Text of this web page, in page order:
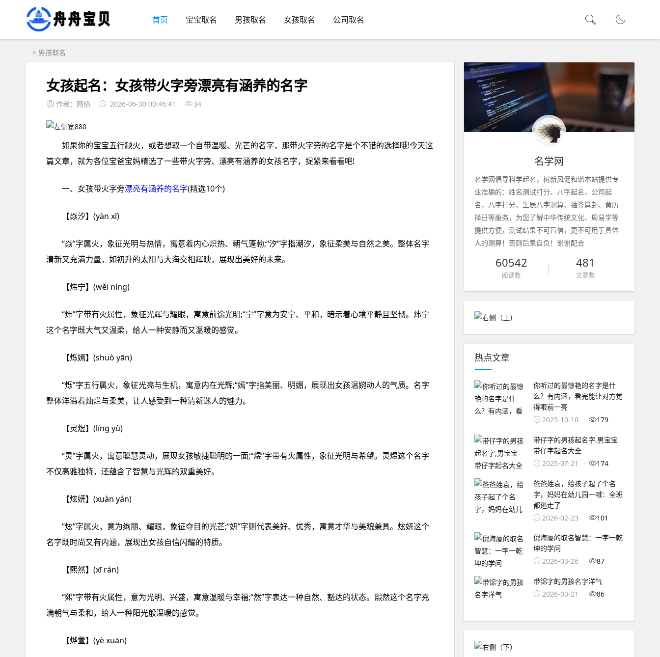
首页 宝宝取名 男孩取名 女孩取名 公司取名
> 男孩取名
女孩起名：女孩带火字旁漂亮有涵养的名字
作者：网络 2026-06-30 00:46:41 34
如果你的宝宝五行缺火，或者想取一个自带温暖、光芒的名字，那带火字旁的名字是个不错的选择哦!今天这
篇文章，就为各位宝爸宝妈精选了一些带火字旁、漂亮有涵养的女孩名字，捉紧来看看吧!
一、女孩带火字旁漂亮有涵养的名字(精选10个)
【焱汐】(yàn xī)
“焱”字属火，象征光明与热情，寓意着内心炽热、朝气蓬勃;“汐”字指潮汐，象征柔美与自然之美。整体名字
清新又充满力量，如初升的太阳与大海交相辉映，展现出美好的未来。
【炜宁】(wěi níng)
“炜”字带有火属性，象征光辉与耀眼，寓意前途光明;“宁”字意为安宁、平和，暗示着心境平静且坚韧。炜宁
这个名字既大气又温柔，给人一种安静而又温暖的感觉。
【烁嫣】(shuò yān)
“烁”字五行属火，象征光亮与生机，寓意内在光辉;“嫣”字指美丽、明媚，展现出女孩温婉动人的气质。名字
整体洋溢着灿烂与柔美，让人感受到一种清新迷人的魅力。
【灵煜】(líng yù)
“灵”字属火，寓意聪慧灵动，展现女孩敏捷聪明的一面;“煜”字带有火属性，象征光明与希望。灵煜这个名字
不仅高雅独特，还蕴含了智慧与光辉的双重美好。
【炫妍】(xuàn yán)
“炫”字属火，意为绚丽、耀眼，象征夺目的光芒;“妍”字则代表美好、优秀，寓意才华与美貌兼具。炫妍这个
名字既时尚又有内涵，展现出女孩自信闪耀的特质。
【熙然】(xī rán)
“熙”字带有火属性，意为光明、兴盛，寓意温暖与幸福;“然”字表达一种自然、豁达的状态。熙然这个名字充
满朝气与柔和，给人一种阳光般温暖的感觉。
【烨萱】(yè xuān)
名学网
名学网倡导科学起名，树新风促和谐本站提供专
业准确的：姓名测试打分、八字起名、公司起
名、八字打分、生辰八字测算、抽签算卦、黄历
择日等服务，为您了解中华传统文化、周易学等
提供方便，测试结果不可盲信，更不可用于具体
人的测算！否则后果自负！谢谢配合
60542
阅读数
481
文章数
热点文章
你听过的最惊艳的名字是什
么？有内涵，看完能让对方觉
得眼前一亮
2025-10-10
179
带仔字的男孩起名字,男宝宝
带仔字起名大全
2025-07-21
174
爸爸姓袁，给孩子起了个名
字，妈妈在幼儿园一喊：全班
都逃走了
2026-02-23
101
倪海厦的取名智慧：一字一乾
坤的学问
2026-03-26
87
带锦字的男孩名字洋气
2026-03-21
86